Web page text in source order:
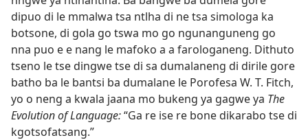
dipuo di le mmalwa tsa ntlha di ne tsa simologa ka
botsone, di gola go tswa mo go ngunanguneng go
nna puo e e nang le mafoko a a farologaneng. Dithuto
tseno le tse dingwe tse di sa dumalaneng di dirile gore
batho ba le bantsi ba dumalane le Porofesa W. T. Fitch,
yo o neng a kwala jaana mo bukeng ya gagwe ya The
Evolution of Language:“Ga re ise re bone dikarabo tse di
kgotsofatsang.”